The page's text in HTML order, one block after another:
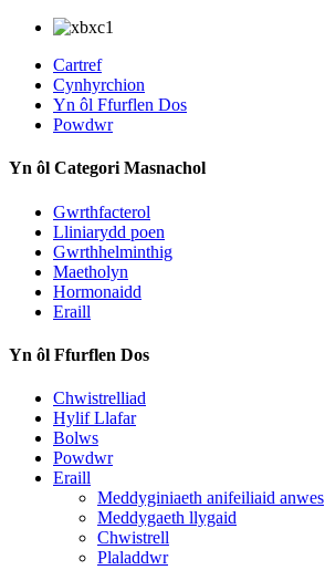
Cartref
Cynhyrchion
Yn ôl Ffurflen Dos
Powdwr
Yn ôl Categori Masnachol
Gwrthfacterol
Lliniarydd poen
Gwrthhelminthig
Maetholyn
Hormonaidd
Eraill
Yn ôl Ffurflen Dos
Chwistrelliad
Hylif Llafar
Bolws
Powdwr
Eraill
Meddyginiaeth anifeiliaid anwes
Meddygaeth llygaid
Chwistrell
Plaladdwr